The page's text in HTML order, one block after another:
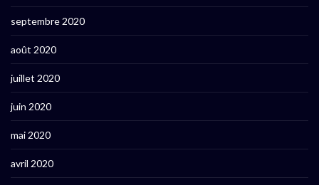
septembre 2020
août 2020
juillet 2020
juin 2020
mai 2020
avril 2020